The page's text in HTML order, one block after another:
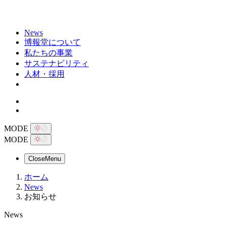
News
博報堂について
私たちの事業
サステナビリティ
人材・採用
MODE
MODE
CloseMenu
ホーム
News
お知らせ
News